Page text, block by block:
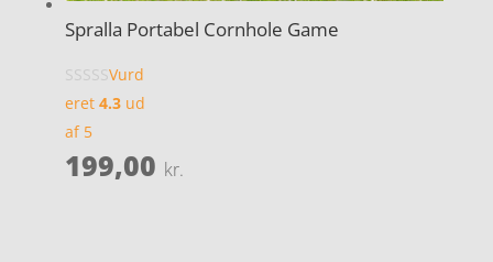
Spralla Portabel Cornhole Game
Vurd
eret 4.3ud
af 5
199,00 kr.